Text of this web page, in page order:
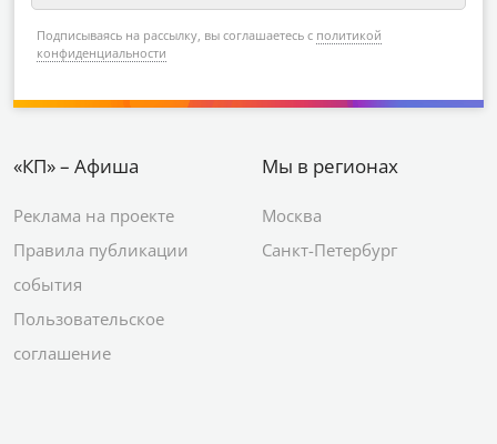
Подписываясь на рассылку, вы соглашаетесь с политикой
конфиденциальности
«КП» – Афиша
Реклама на проекте
Правила публикации
события
Пользовательское
соглашение
Мы в регионах
Москва
Санкт-Петербург